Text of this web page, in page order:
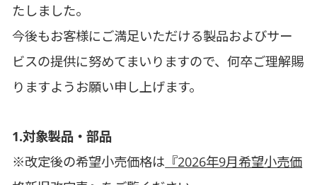
たしました。
今後もお客様にご満足いただける製品およびサー
ビスの提供に努めてまいりますので、何卒ご理解賜
りますようお願い申し上げます。
1.対象製品・部品
※改定後の希望小売価格は 『2026年9月希望小売価